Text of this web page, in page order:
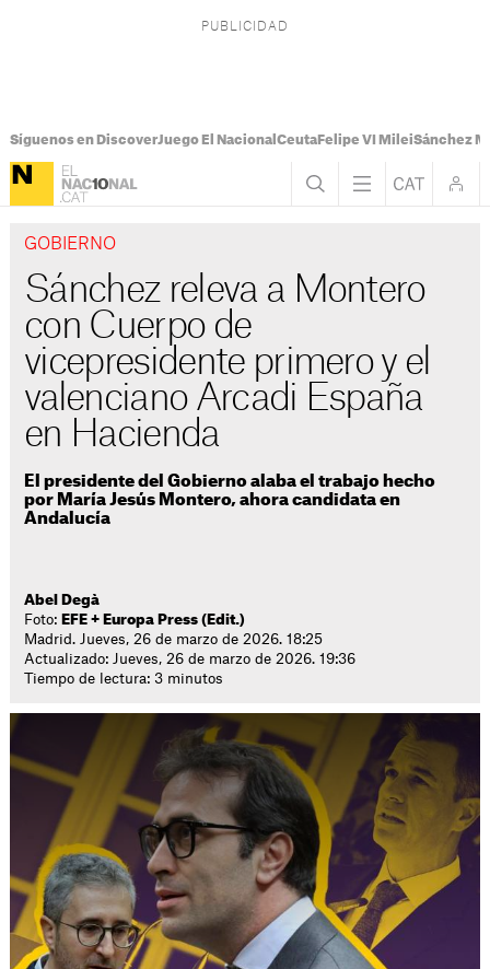
Síguenos en DiscoverJuego El Nacional CeutaFelipe VI MileiSánchez
GOBIERNO
Sánchez releva a Montero
con Cuerpo de
vicepresidente primero y el
valenciano Arcadi España
en Hacienda
El presidente del Gobierno alaba el trabajo hecho
por María Jesús Montero, ahora candidata en
Andalucía
Abel Degà
Foto: EFE + Europa Press (Edit.)
Madrid. Jueves, 26 de marzo de 2026. 18:25
Actualizado: Jueves, 26 de marzo de 2026. 19:36
Tiempo de lectura: 3 minutos